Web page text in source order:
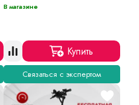
В магазине
Купить
Связаться с экспертом